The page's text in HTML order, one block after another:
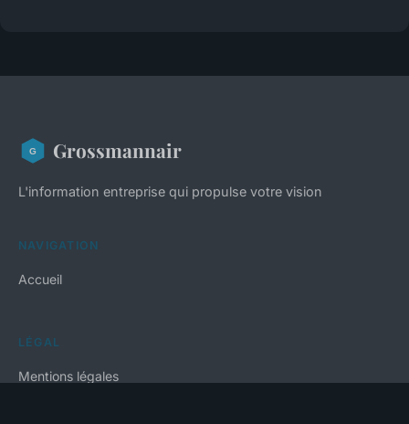
Grossmannair
L'information entreprise qui propulse votre vision
NAVIGATION
Accueil
LÉGAL
Mentions légales